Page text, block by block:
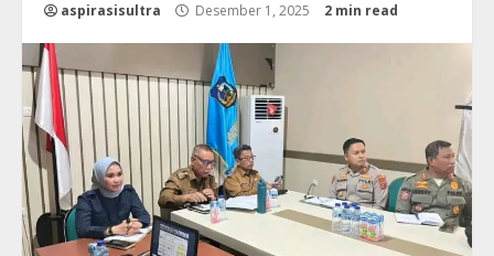
aspirasisultra Desember 1, 2025 2 min read